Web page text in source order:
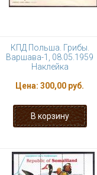
КПД Польша. Грибы.
Варшава-1, 08.05.1959
Наклейка
Цена: 300,00 руб.